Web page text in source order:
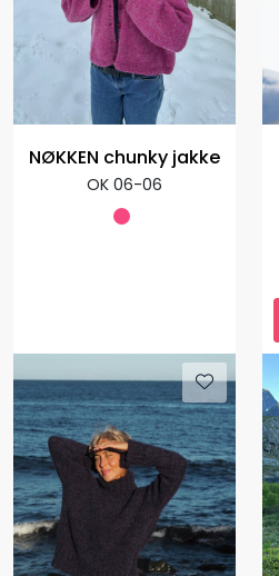
NØKKEN chunky jakke
OK 06-06